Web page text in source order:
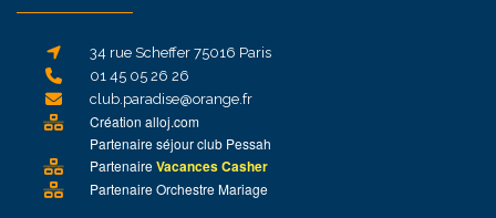
34 rue Scheffer 75016 Paris
01 45 05 26 26
club.paradise@orange.fr
Création alloj.com
Partenaireséjour club Pessah
PartenaireVacances Casher
PartenaireOrchestre Mariage